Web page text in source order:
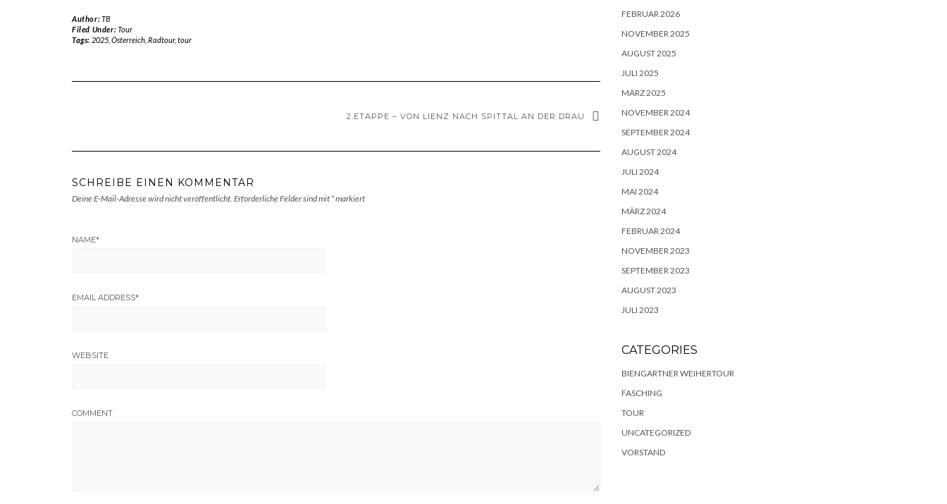
Author:TB
Filed Under:Tour
Tags: 2025, Österreich, Radtour, tour
2.ETAPPE – VON LIENZ NACH SPITTAL AN DER DRAU
SCHREIBE EINEN KOMMENTAR
Deine E-Mail-Adresse wird nicht veröffentlicht. Erforderliche Felder sind mit *markiert
NAME*
EMAIL ADDRESS*
WEBSITE
COMMENT
FEBRUAR 2026
NOVEMBER 2025
AUGUST 2025
JULI 2025
MÄRZ 2025
NOVEMBER 2024
SEPTEMBER 2024
AUGUST 2024
JULI 2024
MAI 2024
MÄRZ 2024
FEBRUAR 2024
NOVEMBER 2023
SEPTEMBER 2023
AUGUST 2023
JULI 2023
CATEGORIES
BIENGARTNER WEIHERTOUR
FASCHING
TOUR
UNCATEGORIZED
VORSTAND